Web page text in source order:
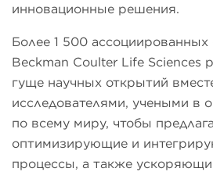
инновационные решения.
Более 1 500 ассоциированных
Beckman Coulter Life Sciences
гуще научных открытий
исследователями, учеными в
по всему миру, чтобы
оптимизирующие и
процессы, а также